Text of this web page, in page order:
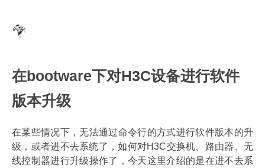
在bootware下对H3C设备进行软件
版本升级
在某些情况下，无法通过命令行的方式进行软件版本的升
级，或者进不去系统了，如何对H3C交换机、路由器、无
线控制器进行升级操作了，今天这里介绍的是在进不去系